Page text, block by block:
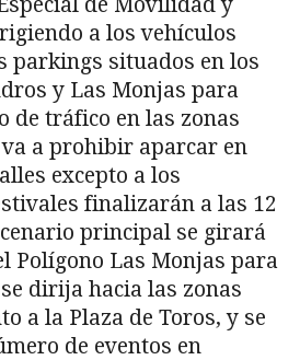
a los vehículos
parkings situados en los
y Las Monjas para
de tráfico en las zonas
a prohibir aparcar en
excepto a los
finalizarán a las 12
principal se girará
Polígono Las Monjas para
dirija hacia las zonas
a la Plaza de Toros, y se
de eventos en